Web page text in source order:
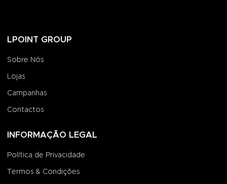
LPOINT GROUP
Sobre Nós
Lojas
Campanhas
Contactos
INFORMAÇÃO LEGAL
Política de Privacidade
Termos & Condições